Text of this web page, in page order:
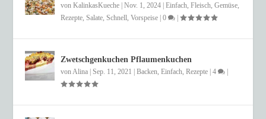
vonKalinkasKueche |Nov. 1, 2024 |Einfach ,Fleisch ,Gemüse
Rezepte ,Salate ,Schnell ,Vorspeise |0 |
Zwetschgenkuchen Pflaumenkuchen
von Alina |Sep. 11, 2021 |Backen ,Einfach ,Rezepte |4 |